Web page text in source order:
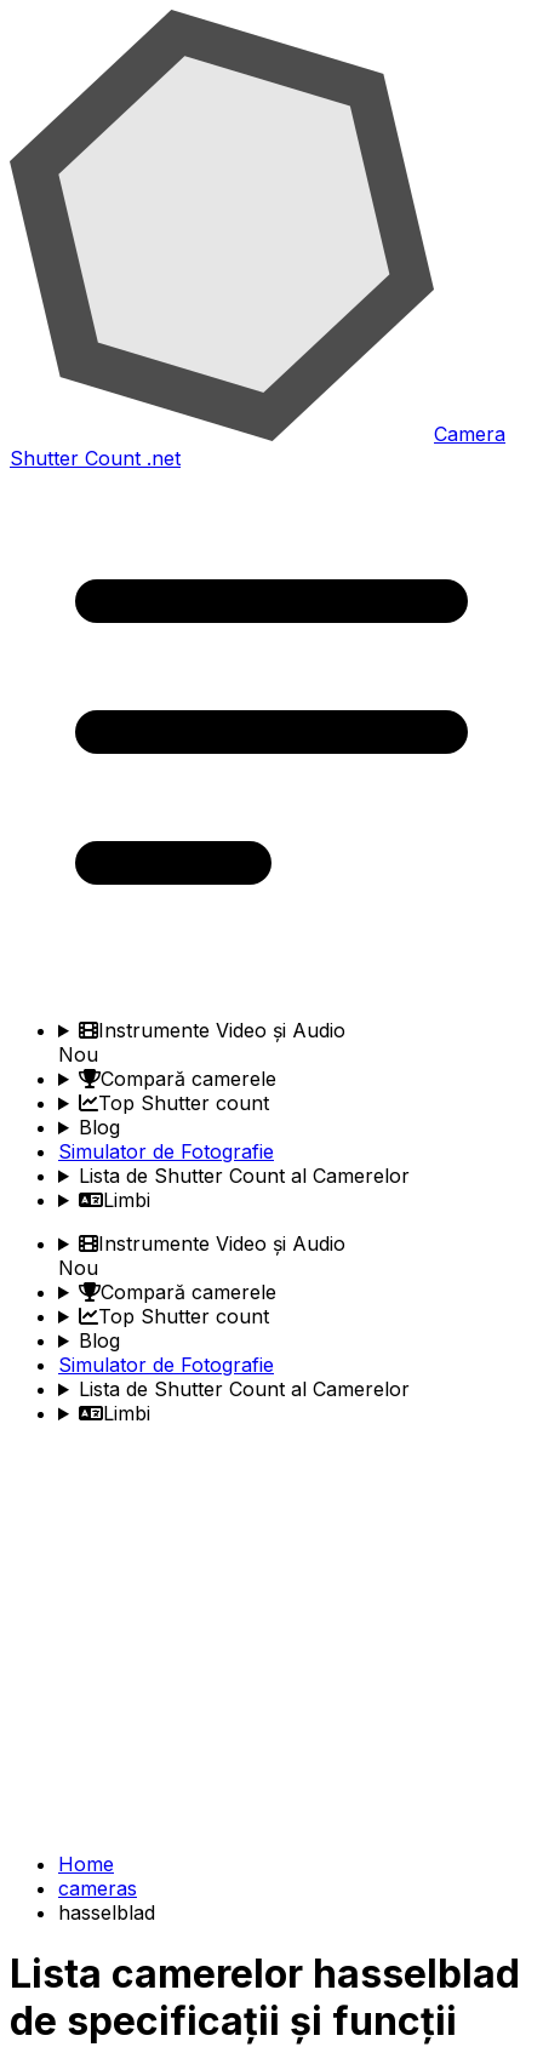
Camera
Shutter Count .net
Instrumente Video și Audio
Nou
Compară camerele
Top Shutter count
Blog
Simulator de Fotografie
Lista de Shutter Count al Camerelor
Limbi
Instrumente Video și Audio
Nou
Compară camerele
Top Shutter count
Blog
Simulator de Fotografie
Lista de Shutter Count al Camerelor
Limbi
Home
cameras
hasselblad
Lista camerelor hasselblad
de specificații și funcții